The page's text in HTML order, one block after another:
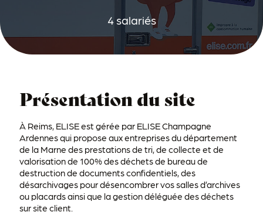
4 salariés
Présentation du site
À Reims, ELISE est gérée par ELISE Champagne
Ardennes qui propose aux entreprises du département
de la Marne des prestations de tri, de collecte et de
valorisation de 100% des déchets de bureau de
destruction de documents confidentiels, des
désarchivages pour désencombrer vos salles d’archives
ou placards ainsi que la gestion déléguée des déchets
sur site client.